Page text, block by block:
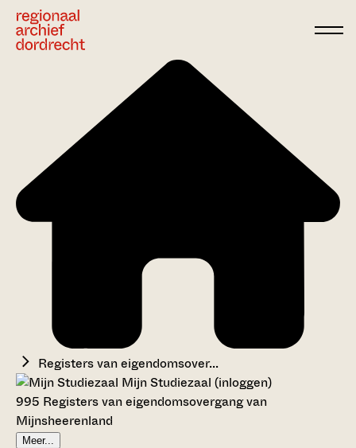
Registers van eigendomsover...
Mijn Studiezaal (inloggen)
995 Registers van eigendomsovergang van
Mijnsheerenland
Meer...